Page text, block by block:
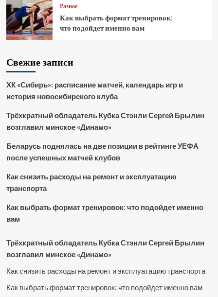
Разное
Как выбрать формат тренировок:
что подойдет именно вам
Свежие записи
ХК «Сибирь»: расписание матчей, календарь игр и
история новосибирского клуба
Трёхкратный обладатель Кубка Стэнли Сергей Брылин
возглавил минское «Динамо»
Беларусь поднялась на две позиции в рейтинге УЕФА
после успешных матчей клубов
Как снизить расходы на ремонт и эксплуатацию
транспорта
Как выбрать формат тренировок: что подойдет именно
вам
Трёхкратный обладатель Кубка Стэнли Сергей Брылин
возглавил минское «Динамо»
Как снизить расходы на ремонт и эксплуатацию транспорта
Как выбрать формат тренировок: что подойдет именно вам